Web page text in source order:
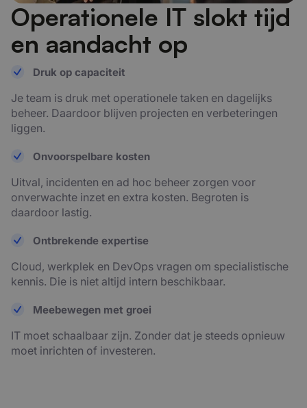
Operationele IT slokt tijd
en aandacht op
Druk op capaciteit
Je team is druk met operationele taken en dagelijks
beheer. Daardoor blijven projecten en verbeteringen
liggen.
Onvoorspelbare kosten
Uitval, incidenten en ad hoc beheer zorgen voor
onverwachte inzet en extra kosten. Begroten is
daardoor lastig.
Ontbrekende expertise
Cloud, werkplek en DevOps vragen om specialistische
kennis. Die is niet altijd intern beschikbaar.
Meebewegen met groei
IT moet schaalbaar zijn. Zonder dat je steeds opnieuw
moet inrichten of investeren.